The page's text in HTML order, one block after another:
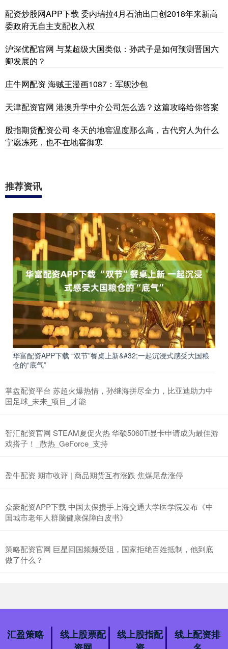
配资炒股网APP下载 委内瑞拉4月石油出口创2018年来新高
委政府无自主支配收入权
沪深优配官网 与某超级大国类似：孙武子是如何预测晋国六
卿发展的？
庄牛网配资 海贼王漫画1087：军舰沙包
天津配资官网 港澳升学中介公司怎么选？这篇攻略给你答案
股指期货配资公司 冬天的地窖温度那么高，古代穷人为什么
宁愿冻死，也不在地窖御寒
推荐资讯
华富配资APP下载 “双节”餐桌上新&#32;一起沉浸式感受大国粮
仓的“底气”
掌盘配资平台 苏超火爆热情，孙继海拼尽全力，比亚迪助力中
国足球_未来_项目_才能
智汇配资官网 STEAM夏促火热 华硕5060Ti显卡申请成为最佳游
戏搭子！_散热_GeForce_支持
盈牛配资 期市收评 | 商品期货互有涨跌 焦煤尾盘涨停
众豪配资APP下载 中国太保携手上海交通大学医学院发布《中
国城市老年人群脑健康保障白皮书》
策略配资官网 巨星回国频频受阻，国家拒绝百姓抵制，他到底
做了什么？
汇盈策略
线上股票配
线上股指配
线上配资排